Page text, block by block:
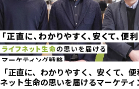
「正直に、わかりやすく、安くて、
ネット生命の思いを届けるマーケティ